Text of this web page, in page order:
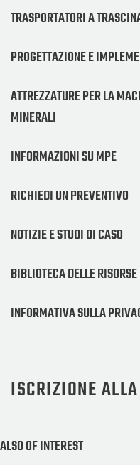
TRASPORTATORI A
PROGETTAZIONE E
ATTREZZATURE PER LA
MINERALI
INFORMAZIONI SU MPE
RICHIEDI UN PREVENTIVO
NOTIZIE E STUDI DI CASO
BIBLIOTECA DELLE RISORSE
INFORMATIVA SULLA
ISCRIZIONE
ALSO OF INTEREST